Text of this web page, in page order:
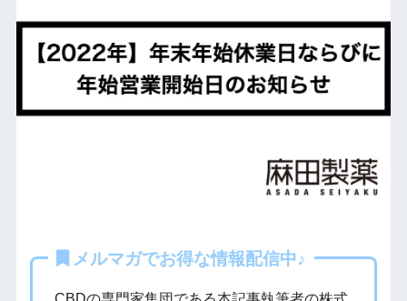
メルマガでお得な情報配信中♪